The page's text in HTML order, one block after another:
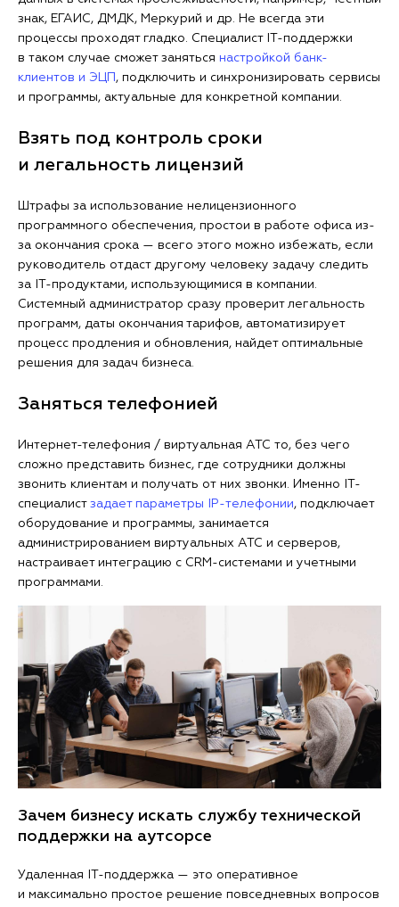
знак, ЕГАИС, ДМДК, Меркурий и др. Не всегда эти
процессы проходят гладко. Специалист IT-поддержки
в таком случае сможет заняться настройкой банк-
клиентов и ЭЦП , подключить и синхронизировать сервисы
и программы, актуальные для конкретной компании.
Взять под контроль сроки
и легальность лицензий
Штрафы за использование нелицензионного
программного обеспечения, простои в работе офиса из-
за окончания срока — всего этого можно избежать, если
руководитель отдаст другому человеку задачу следить
за IT-продуктами, использующимися в компании.
Системный администратор сразу проверит легальность
программ, даты окончания тарифов, автоматизирует
процесс продления и обновления, найдет оптимальные
решения для задач бизнеса.
Заняться телефонией
Интернет-телефония / виртуальная АТС то, без чего
сложно представить бизнес, где сотрудники должны
звонить клиентам и получать от них звонки. Именно IT-
специалист задает параметры IP-телефонии, подключает
оборудование и программы, занимается
администрированием виртуальных АТС и серверов,
настраивает интеграцию с CRM-системами и учетными
программами.
Зачем бизнесу искать службу технической
поддержки на аутсорсе
Удаленная IT-поддержка — это оперативное
и максимально простое решение повседневных вопросов